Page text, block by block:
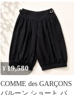
カブル テーラードジャ
ケット
¥ 19,580
COMME des GARÇONS
バルーン ショート パン